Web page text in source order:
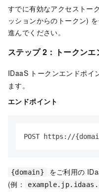
すでに有効なアクセストー
ッションからのトークン)
進んでください。
ステップ 2：トークン
IDaaS トークンエンドポイ
ます。
エンドポイント
POST https://
{domain}
をご利用の
(例：